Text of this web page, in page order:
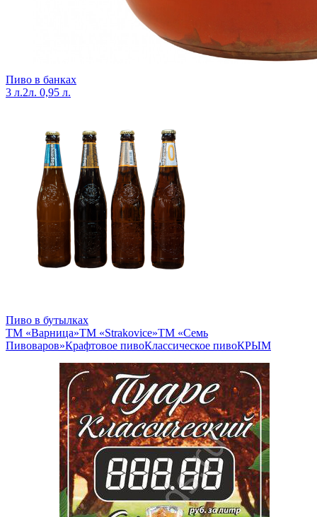
Пиво в банках
3 л.2л. 0,95 л.
Пиво в бутылках
ТМ «Варница»ТМ «Strakovice»ТМ «Семь
Пивоваров»Крафтовое пивоКлассическое пивоКРЫМ